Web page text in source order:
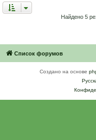
и
е
Найдено 5
Список форумов
Создано на основе